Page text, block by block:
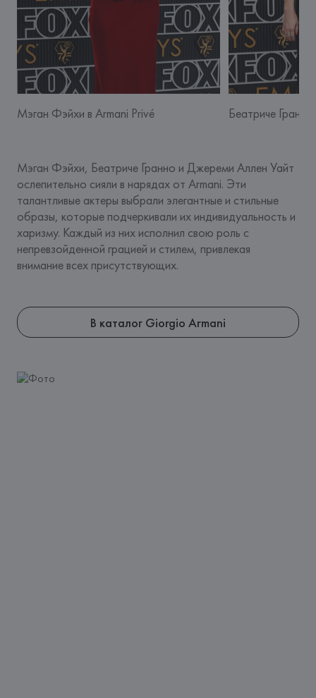
Мэган Фэйхи в Armani Privé Беатриче
Мэган Фэйхи, Беатриче Гранно и Джереми Аллен Уайт
ослепительно сияли в нарядах от Armani. Эти
талантливые актеры выбрали элегантные и стильные
образы, которые подчеркивали их индивидуальность и
харизму. Каждый из них исполнил свою роль с
непревзойденной грацией и стилем, привлекая
внимание всех присутствующих.
В каталог Giorgio Armani